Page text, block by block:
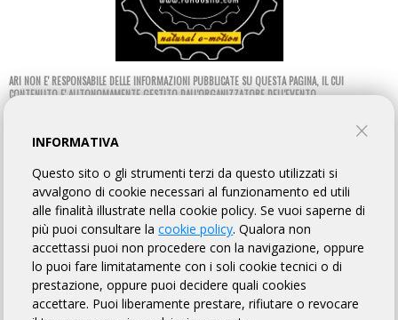
ARI NON E' RESPONSABILE DELLE INFORMAZIONI PUBBLICATE SU QUESTA PAGINA, IL CUI
CONTENUTO E' AUTONOMAMENTE GESTITO DALL'ORGANIZZATORE DELL'EVENTO.
RANDO SILA FALCON ROUTE
Ruota Libera Catanzarese Bike Club
INFORMAZIONI REGOLAMENTO
PUNTI DI CONTROLLO
MAPPA
ISCRITTI 33 OMOLOGATI
INFORMATIVA
Questo sito o gli strumenti terzi da questo utilizzati si
avvalgono di cookie necessari al funzionamento ed utili
alle finalità illustrate nella cookie policy. Se vuoi saperne di
più puoi consultare lacookie policy. Qualora non
accettassi puoi non procedere con la navigazione, oppure
lo puoi fare limitatamente con i soli cookie tecnici o di
prestazione, oppure puoi decidere quali cookies
accettare. Puoi liberamente prestare, rifiutare o revocare